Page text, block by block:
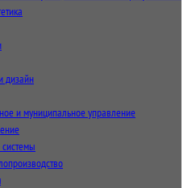
дизайн
и муниципальное управление